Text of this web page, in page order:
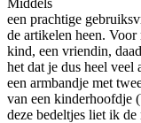
een prachtige
de artikelen heen.
kind, een vriendin,
het dat je dus heel
een armbandje met
van een kinderhoofdje
deze bedeltjes liet ik